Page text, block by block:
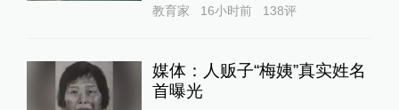
教育家 16小时前 138评
媒体：人贩子“梅姨”真实姓名
首曝光